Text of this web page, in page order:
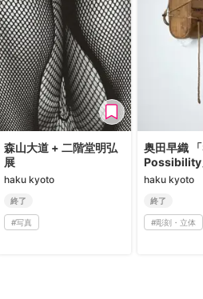
森山大道 + 二階堂明弘
展
haku kyoto
終了
#写真
奥田早織
Possibility
haku kyoto
終了
#彫刻・立体